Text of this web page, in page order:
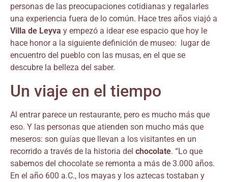
personas de las preocupaciones cotidianas y regalarles
una experiencia fuera de lo común. Hace tres años viajó a
Villa de Leyva y empezó a idear ese espacio que hoy le
hace honor a la siguiente definición de museo: lugar de
encuentro del pueblo con las musas, en el que se
descubre la belleza del saber.
Un viaje en el tiempo
Al entrar parece un restaurante, pero es mucho más que
eso. Y las personas que atienden son mucho más que
meseros: son guías que llevan a los visitantes en un
recorrido a través de la historia del chocolate. “Lo que
sabemos del chocolate se remonta a más de 3.000 años.
En el año 600 a.C., los mayas y los aztecas tostaban y